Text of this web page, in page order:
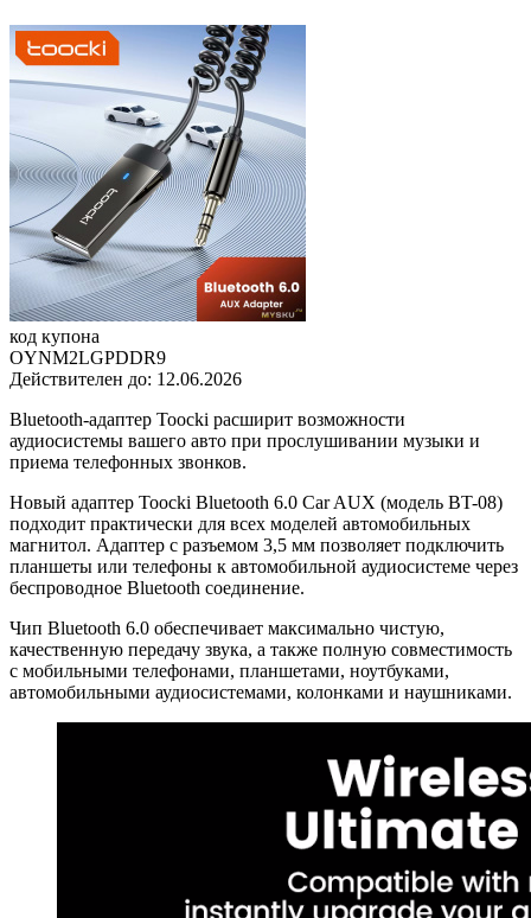
код купона
OYNM2LGPDDR9
Действителен до: 12.06.2026
Bluetooth-адаптер Toocki расширит возможности
аудиосистемы вашего авто при прослушивании музыки и
приема телефонных звонков.
Новый адаптер Toocki Bluetooth 6.0 Car AUX (модель BT-08)
подходит практически для всех моделей автомобильных
магнитол. Адаптер с разъемом 3,5 мм позволяет подключить
планшеты или телефоны к автомобильной аудиосистеме через
беспроводное Bluetooth соединение.
Чип Bluetooth 6.0 обеспечивает максимально чистую,
качественную передачу звука, а также полную совместимость
с мобильными телефонами, планшетами, ноутбуками,
автомобильными аудиосистемами, колонками и наушниками.